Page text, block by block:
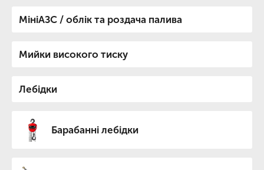
МініАЗC / облік та роздача палива
Мийки високого тиску
Лебідки
Барабанні лебідки